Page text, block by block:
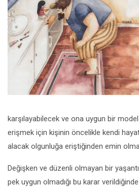
karşılayabilecek ve ona uygun bir
erişmek için kişinin öncelikle kendi
alacak olgunluğa eriştiğinden emin
Değişken ve düzenli olmayan bir
pek uygun olmadığı bu karar